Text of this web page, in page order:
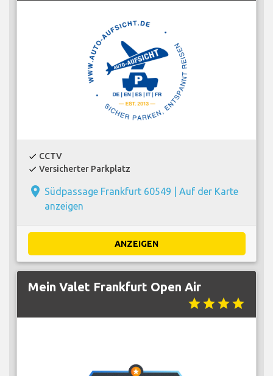
check CCTV
check Versicherter Parkplatz
place Südpassage Frankfurt 60549 | Auf der Karte
anzeigen
ANZEIGEN
Mein Valet Frankfurt Open Air
starstarstarstar